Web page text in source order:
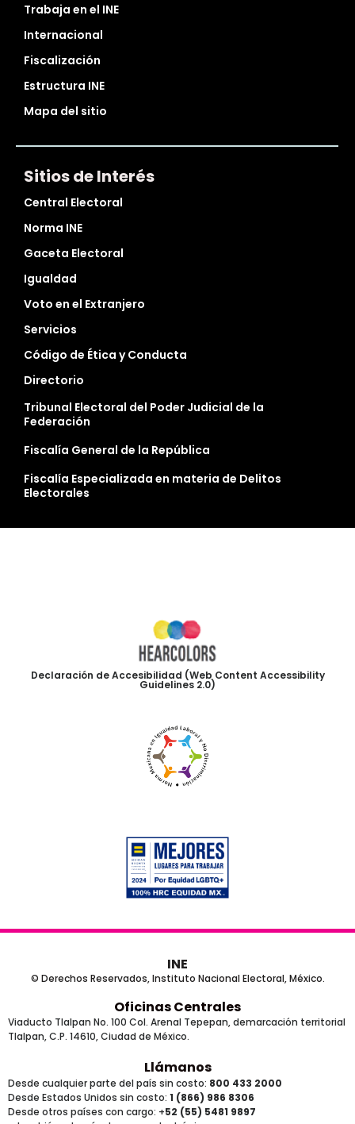
Trabaja en el INE
Internacional
Fiscalización
Estructura INE
Mapa del sitio
Sitios de Interés
Central Electoral
Norma INE
Gaceta Electoral
Igualdad
Voto en el Extranjero
Servicios
Código de Ética y Conducta
Directorio
Tribunal Electoral del Poder Judicial de la
Federación
Fiscalía General de la República
Fiscalía Especializada en materia de Delitos
Electorales
Declaración de Accesibilidad (Web Content Accessibility
Guidelines 2.0)
INE
© Derechos Reservados, Instituto Nacional Electoral, México.
Oficinas Centrales
Viaducto Tlalpan No. 100 Col. Arenal Tepepan, demarcación territorial
Tlalpan, C.P. 14610, Ciudad de México.
Llámanos
Desde cualquier parte del país sin costo: 800 433 2000
Desde Estados Unidos sin costo: 1 (866) 986 8306
Desde otros países con cargo: +52 (55) 5481 9897